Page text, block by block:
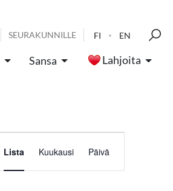
SEURAKUNNILLE FI EN
Sansa Lahjoita
Views
Lista Kuukausi Päivä